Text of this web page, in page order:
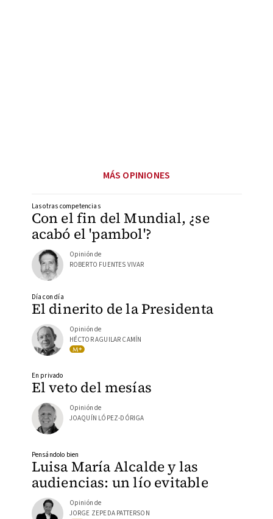
MÁS OPINIONES
Con el fin del Mundial, ¿se
acabó el 'pambol'?
Las otras competencias
Opinión de
ROBERTO FUENTES VIVAR
El dinerito de la Presidenta
Día con día
Opinión de
HÉCTOR AGUILAR CAMÍN
El veto del mesías
En privado
Opinión de
JOAQUÍN LÓPEZ-DÓRIGA
Luisa María Alcalde y las
audiencias: un lío evitable
Pensándolo bien
Opinión de
JORGE ZEPEDA PATTERSON